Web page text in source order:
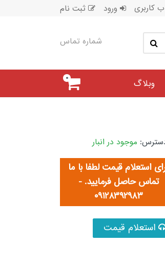
کاربری ورود ثبت نام
شماره تماس
وبلاگ ۰
موجود در انبار
استعلام قیمت لطفا با ما
تماس حاصل فرمایید. -
۰۹۱۲۸۳۹۲۹۸۳
استعلام قیمت